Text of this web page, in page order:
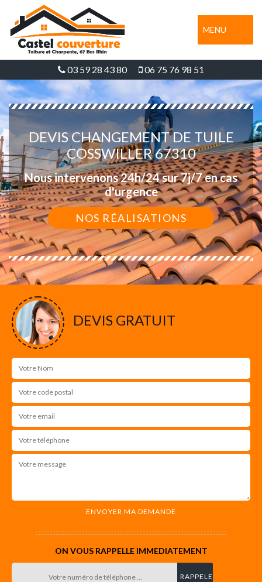
MENU
03 59 28 43 80 06 75 76 98 51
DEVIS CHANGEMENT DE TUILE
COSSWILLER 67310
Nous intervenons 24h/24 sur 7j/7 en cas
d'urgence
NOS RÉALISATIONS
DEVIS GRATUIT
ON VOUS RAPPELLE IMMEDIATEMENT